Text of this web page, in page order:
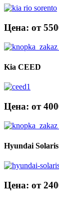
Цена: от
Kia CEED
Цена: от
Hyundai Solaris
Цена: от